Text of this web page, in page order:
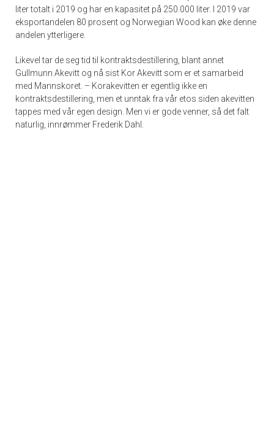
liter totalt i 2019 og har en kapasitet på 250.000 liter. I 2019 var
eksportandelen 80 prosent og Norwegian Wood kan øke denne
andelen ytterligere.
Likevel tar de seg tid til kontraktsdestillering, blant annet
Gullmunn Akevitt og nå sist Kor Akevitt som er et samarbeid
med Mannskoret. – Korakevitten er egentlig ikke en
kontraktsdestillering, men et unntak fra vår etos siden akevitten
tappes med vår egen design. Men vi er gode venner, så det falt
naturlig, innrømmer Frederik Dahl.